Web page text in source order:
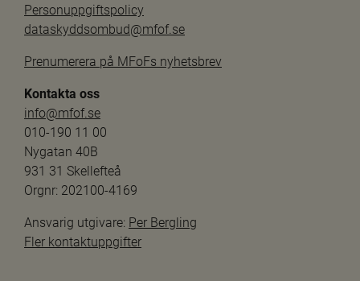
Personuppgiftspolicy
dataskyddsombud@mfof.se
Prenumerera på MFoFs nyhetsbrev
Kontakta oss
info@mfof.se
010-190 11 00
Nygatan 40B
931 31 Skellefteå
Orgnr: 202100-4169
Ansvarig utgivare: Per Bergling
Fler kontaktuppgifter